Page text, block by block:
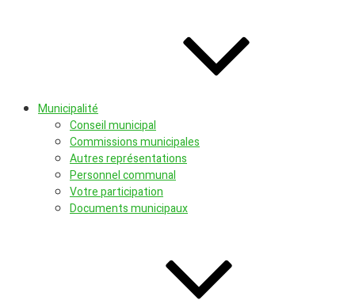
Municipalité
Conseil municipal
Commissions municipales
Autres représentations
Personnel communal
Votre participation
Documents municipaux